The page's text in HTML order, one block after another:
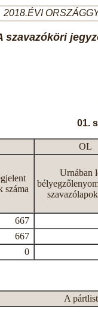
2018.ÉVI
szavazóköri
01.
OL
száma
Urnában
667
667
0
A